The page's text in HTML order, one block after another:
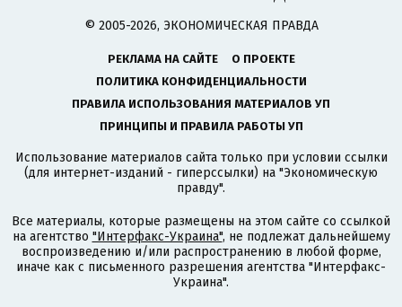
© 2005-2026, ЭКОНОМИЧЕСКАЯ ПРАВДА
РЕКЛАМА НА САЙТЕ
О ПРОЕКТЕ
ПОЛИТИКА КОНФИДЕНЦИАЛЬНОСТИ
ПРАВИЛА ИСПОЛЬЗОВАНИЯ МАТЕРИАЛОВ УП
ПРИНЦИПЫ И ПРАВИЛА РАБОТЫ УП
Использование материалов сайта только при условии ссылки
(для интернет-изданий - гиперссылки) на "Экономическую
правду".
Все материалы, которые размещены на этом сайте со ссылкой
на агентство "Интерфакс-Украина", не подлежат дальнейшему
воспроизведению и/или распространению в любой форме,
иначе как с письменного разрешения агентства "Интерфакс-
Украина".